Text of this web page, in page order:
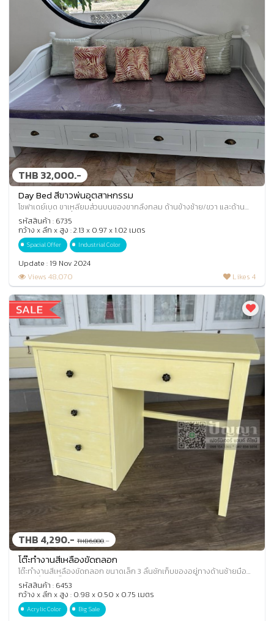
THB 32,000.-
Day Bed สีขาวพ่นอุตสาหกรรม
โซฟาเดย์เบด ขาเหลี่ยมส่วนบนของขากลึงกลม ด้านข้างซ้าย/ขวา และด้าน
หลังแต่งคิ้วโค้งเพิ่มความสวยงามแบบคล
รหัสสินค้า : 6735
กว้าง x ลึก x สูง : 2.13 x 0.97 x 1.02 เมตร
Spacial Offer Industrial Color
Update : 19 Nov 2024
Views 48,070
Likes 4
THB 4,290.- THB 6,800.-
โต๊ะทำงานสีเหลืองขัดถลอก
โต๊ะทำงานสีเหลืองขัดถลอก ขนาดเล็ก 3 ลิ้นชักเก็บของอยู่ทางด้านซ้ายมือ
และ 1 ลิ้นชักเล็กด้านขวา 2 ขาเห
รหัสสินค้า : 6453
กว้าง x ลึก x สูง : 0.98 x 0.50 x 0.75 เมตร
Acrylic Color Big Sale